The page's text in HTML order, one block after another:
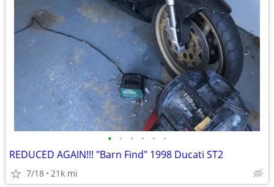
• • • • • •
REDUCED AGAIN!!! "Barn Find" 1998 Ducati ST2
7/18 21k mi